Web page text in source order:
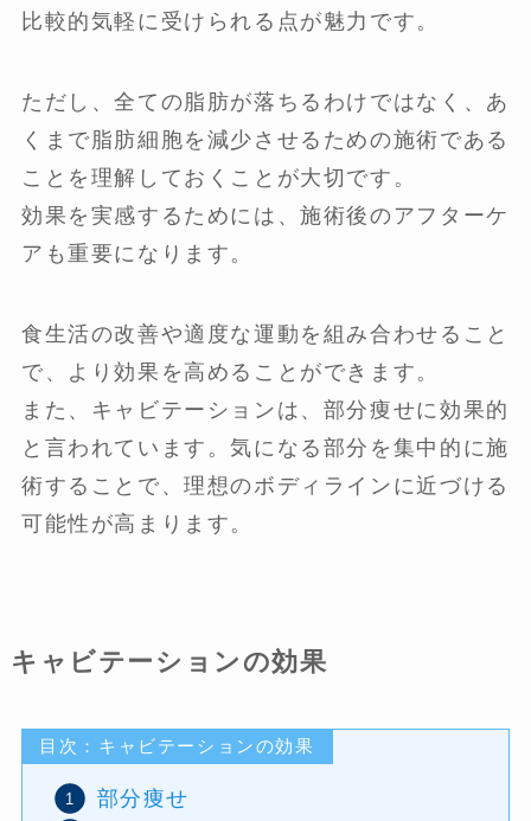
比較的気軽に受けられる点が魅力です。
ただし、全ての脂肪が落ちるわけではなく、あ
くまで脂肪細胞を減少させるための施術である
ことを理解しておくことが大切です。
効果を実感するためには、施術後のアフターケ
アも重要になります。
食生活の改善や適度な運動を組み合わせること
で、より効果を高めることができます。
また、キャビテーションは、部分痩せに効果的
と言われています。気になる部分を集中的に施
術することで、理想のボディラインに近づける
可能性が高まります。
キャビテーションの効果
目次：キャビテーションの効果
部分痩せ